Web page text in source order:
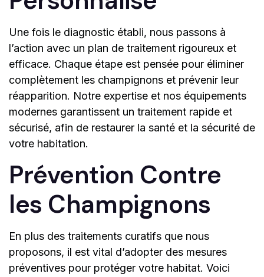
Une fois le diagnostic établi, nous passons à
l’action avec un plan de traitement rigoureux et
efficace. Chaque étape est pensée pour éliminer
complètement les champignons et prévenir leur
réapparition. Notre expertise et nos équipements
modernes garantissent un traitement rapide et
sécurisé, afin de restaurer la santé et la sécurité de
votre habitation.
Prévention Contre
les Champignons
En plus des traitements curatifs que nous
proposons, il est vital d’adopter des mesures
préventives pour protéger votre habitat. Voici